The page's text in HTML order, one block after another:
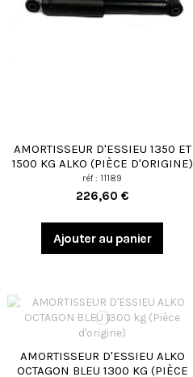
AMORTISSEUR D'ESSIEU 1350 ET
1500 KG ALKO (PIÈCE D'ORIGINE)
réf : 11189
226,60 €
Ajouter au panier
AMORTISSEUR D'ESSIEU ALKO
OCTAGON BLEU 1300 KG (PIÈCE